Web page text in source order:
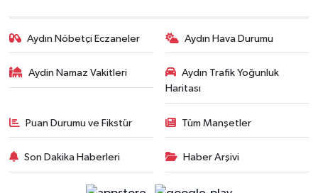
Aydın Nöbetçi Eczaneler Aydın Hava Durumu
Aydin Namaz Vakitleri
Aydın Trafik Yoğunluk
Haritası
Puan Durumu ve Fikstür Tüm Manşetler
Son Dakika Haberleri Haber Arşivi